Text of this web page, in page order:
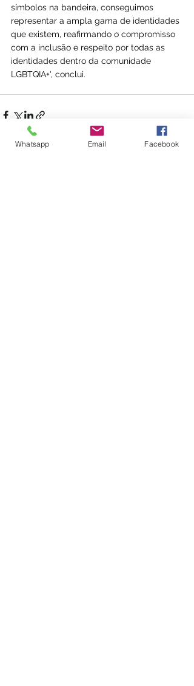
símbolos na bandeira, conseguimos
representar a ampla gama de identidades
que existem, reafirmando o compromisso
com a inclusão e respeito por todas as
identidades dentro da comunidade
LGBTQIA+', conclui.
Whatsapp Email Facebook